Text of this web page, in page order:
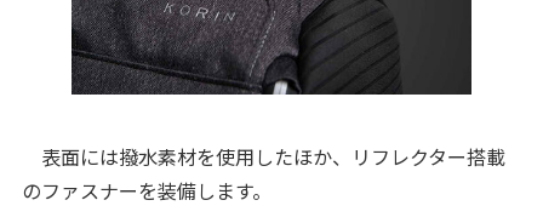
表面には撥水素材を使用したほか、リフレクター搭載
のファスナーを装備します。